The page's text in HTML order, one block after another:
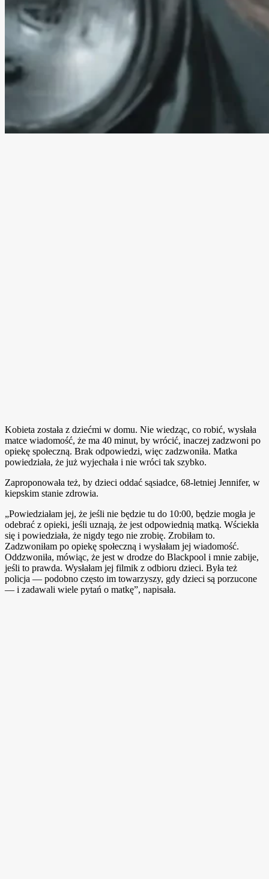
Kobieta została z dziećmi w domu. Nie wiedząc, co robić, wysłała
matce wiadomość, że ma 40 minut, by wrócić, inaczej zadzwoni po
opiekę społeczną. Brak odpowiedzi, więc zadzwoniła. Matka
powiedziała, że już wyjechała i nie wróci tak szybko.
Zaproponowała też, by dzieci oddać sąsiadce, 68-letniej Jennifer, w
kiepskim stanie zdrowia.
„Powiedziałam jej, że jeśli nie będzie tu do 10:00, będzie mogła je
odebrać z opieki, jeśli uznają, że jest odpowiednią matką. Wściekła
się i powiedziała, że nigdy tego nie zrobię. Zrobiłam to.
Zadzwoniłam po opiekę społeczną i wysłałam jej wiadomość.
Oddzwoniła, mówiąc, że jest w drodze do Blackpool i mnie zabije,
jeśli to prawda. Wysłałam jej filmik z odbioru dzieci. Była też
policja — podobno często im towarzyszy, gdy dzieci są porzucone
— i zadawali wiele pytań o matkę”, napisała.